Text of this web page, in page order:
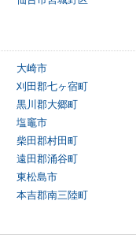
大崎市
刈田郡七ヶ宿町
黒川郡大郷町
塩竈市
柴田郡村田町
遠田郡涌谷町
東松島市
本吉郡南三陸町